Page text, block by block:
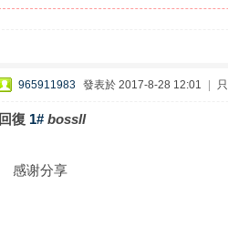
965911983 發表於 2017-8-28 12:01
回復 1# bossll
感谢分享